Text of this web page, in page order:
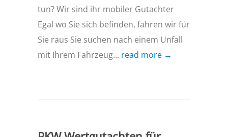
tun? Wir sind ihr mobiler Gutachter
Egal wo Sie sich befinden, fahren wir für
Sie raus Sie suchen nach einem Unfall
mit Ihrem Fahrzeug... read more →